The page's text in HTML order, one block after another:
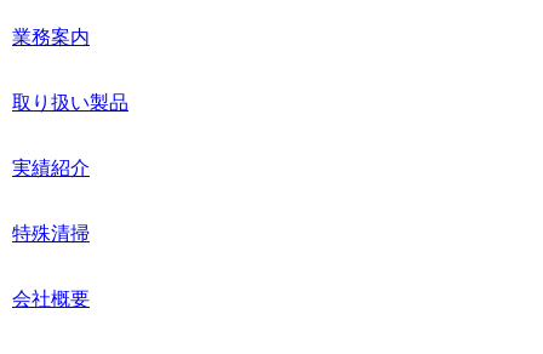
業務案内
取り扱い製品
実績紹介
特殊清掃
会社概要